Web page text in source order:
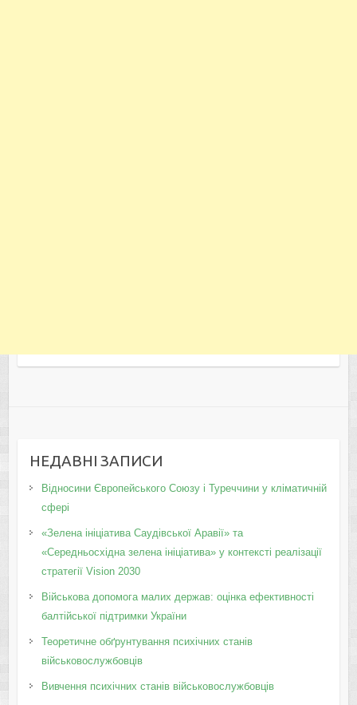
НЕДАВНІ ЗАПИСИ
Відносини Європейського Союзу і Туреччини у кліматичній
сфері
«Зелена ініціатива Саудівської Аравії» та
«Середньосхідна зелена ініціатива» у контексті реалізації
стратегії Vision 2030
Військова допомога малих держав: оцінка ефективності
балтійської підтримки України
Теоретичне обґрунтування психічних станів
військовослужбовців
Вивчення психічних станів військовослужбовців